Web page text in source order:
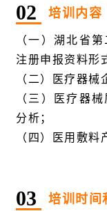
02 培训内容
（一）湖北省
注册申报资料形
（二）医疗器械
（三）医疗器
分析；
（四）医用敷料
03 培训时间